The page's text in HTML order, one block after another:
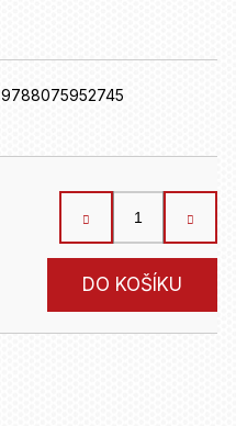
9788075952745
DO KOŠÍKU